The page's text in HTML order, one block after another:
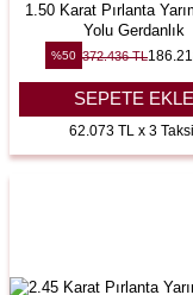
1.50 Karat Pırlanta
Yolu Gerdanlık
%50 372.436TL
SEPETE EKLE
62.073 TL x 3